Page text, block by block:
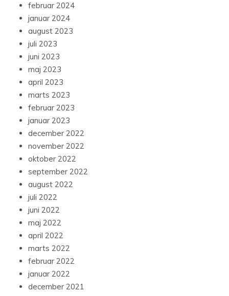
februar 2024
januar 2024
august 2023
juli 2023
juni 2023
maj 2023
april 2023
marts 2023
februar 2023
januar 2023
december 2022
november 2022
oktober 2022
september 2022
august 2022
juli 2022
juni 2022
maj 2022
april 2022
marts 2022
februar 2022
januar 2022
december 2021